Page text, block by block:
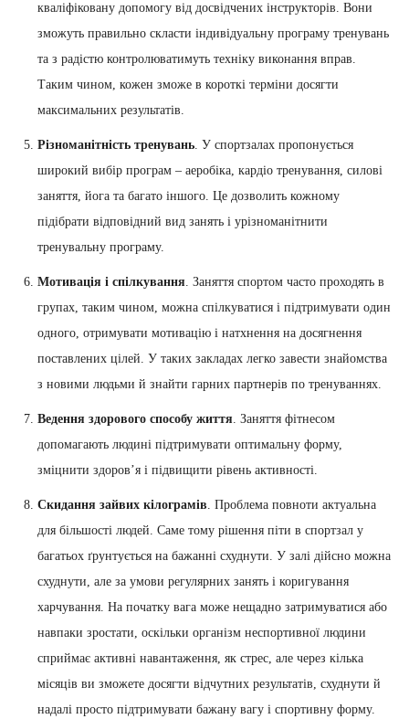
кваліфіковану допомогу від досвідчених інструкторів. Вони
зможуть правильно скласти індивідуальну програму тренувань
та з радістю контролюватимуть техніку виконання вправ.
Таким чином, кожен зможе в короткі терміни досягти
максимальних результатів.
Різноманітність тренувань. У спортзалах пропонується
широкий вибір програм – аеробіка, кардіо тренування, силові
заняття, йога та багато іншого. Це дозволить кожному
підібрати відповідний вид занять і урізноманітнити
тренувальну програму.
Мотивація і спілкування. Заняття спортом часто проходять в
групах, таким чином, можна спілкуватися і підтримувати один
одного, отримувати мотивацію і натхнення на досягнення
поставлених цілей. У таких закладах легко завести знайомства
з новими людьми й знайти гарних партнерів по тренуваннях.
Ведення здорового способу життя. Заняття фітнесом
допомагають людині підтримувати оптимальну форму,
зміцнити здоров’я і підвищити рівень активності.
Скидання зайвих кілограмів. Проблема повноти актуальна
для більшості людей. Саме тому рішення піти в спортзал у
багатьох ґрунтується на бажанні схуднути. У залі дійсно можна
схуднути, але за умови регулярних занять і коригування
харчування. На початку вага може нещадно затримуватися або
навпаки зростати, оскільки організм неспортивної людини
сприймає активні навантаження, як стрес, але через кілька
місяців ви зможете досягти відчутних результатів, схуднути й
надалі просто підтримувати бажану вагу і спортивну форму.